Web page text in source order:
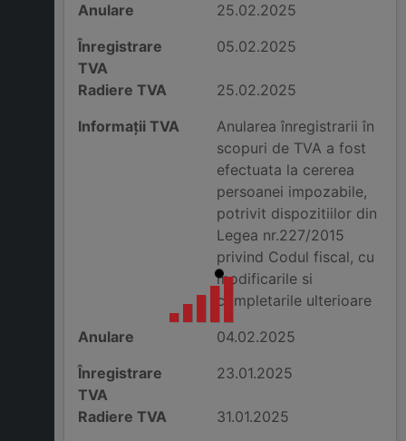
Anulare
25.02.2025
Înregistrare
TVA
05.02.2025
Radiere TVA
25.02.2025
Informații TVA
Anularea înregistrarii în
scopuri de TVA a fost
efectuata la cererea
persoanei impozabile,
potrivit dispozitiilor din
Legea nr.227/2015
privind Codul fiscal, cu
modificarile si
completarile ulterioare
Anulare
04.02.2025
Înregistrare
TVA
23.01.2025
Radiere TVA
31.01.2025